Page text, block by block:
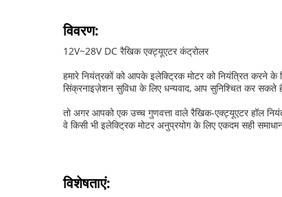
विवरण:
12V~28V DC रैखिक एक्ट्यूएटर कंट्रोलर
हमारे नियंत्रकों को आपके इलेक्ट्रिक मोटर को नियंत्रित
सिंक्रनाइज़ेशन सुविधा के लिए धन्यवाद, आप सुनिश्चित कर
तो अगर आपको एक उच्च गुणवत्ता वाले रैखिक-एक्ट्यूएटर हॉल
वे किसी भी इलेक्ट्रिक मोटर अनुप्रयोग के लिए एकदम सही
विशेषताएं: